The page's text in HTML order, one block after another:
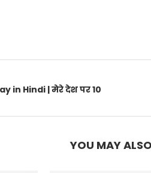
in Hindi | मेरे देश पर 10
YOU MAY